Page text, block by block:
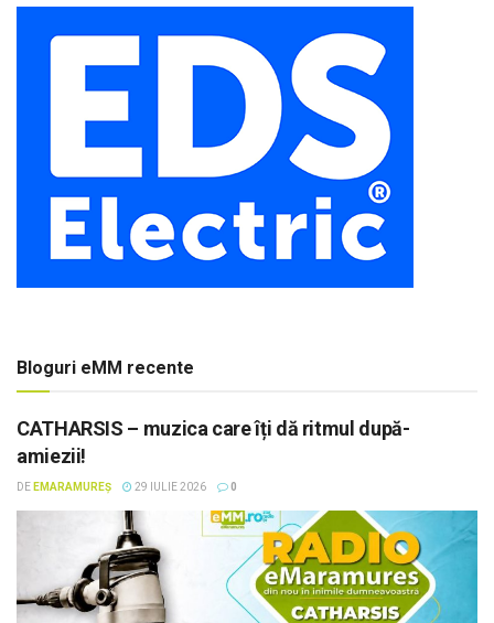
Bloguri eMM recente
CATHARSIS – muzica care îți dă ritmul după-
amiezii!
DE EMARAMUREȘ 29 IULIE 2026 0